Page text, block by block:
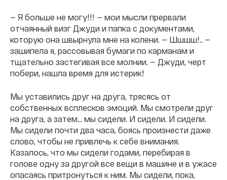
— Я больше не могу!!! — мои мысли прервали
отчаянный визг Джуди и папка с документами,
которую она швырнула мне на колени. — Шшшш!.. —
зашипела я, рассовывая бумаги по карманам и
тщательно застегивая все молнии. — Джуди, черт
побери, нашла время для истерик!
Мы уставились друг на друга, трясясь от
собственных всплесков эмоций. Мы смотрели друг
на друга, а затем... мы сидели. И сидели. И сидели.
Мы сидели почти два часа, боясь произнести даже
слово, чтобы не привлечь к себе внимания.
Казалось, что мы сидели годами, перебирая в
голове одну за другой все вещи в машине и в ужасе
опасаясь притронуться к ним. Мы сидели, пока,